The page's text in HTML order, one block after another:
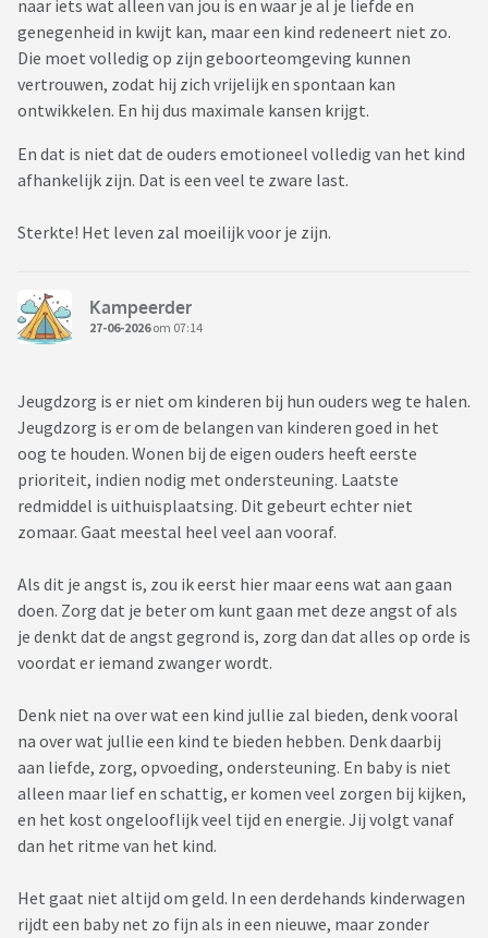
naar iets wat alleen van jou is en waar je al je liefde en
genegenheid in kwijt kan, maar een kind redeneert niet zo.
Die moet volledig op zijn geboorteomgeving kunnen
vertrouwen, zodat hij zich vrijelijk en spontaan kan
ontwikkelen. En hij dus maximale kansen krijgt.
En dat is niet dat de ouders emotioneel volledig van het kind
afhankelijk zijn. Dat is een veel te zware last.
Sterkte! Het leven zal moeilijk voor je zijn.
Kampeerder
27-06-2026om 07:14
Jeugdzorg is er niet om kinderen bij hun ouders weg te halen.
Jeugdzorg is er om de belangen van kinderen goed in het
oog te houden. Wonen bij de eigen ouders heeft eerste
prioriteit, indien nodig met ondersteuning. Laatste
redmiddel is uithuisplaatsing. Dit gebeurt echter niet
zomaar. Gaat meestal heel veel aan vooraf.
Als dit je angst is, zou ik eerst hier maar eens wat aan gaan
doen. Zorg dat je beter om kunt gaan met deze angst of als
je denkt dat de angst gegrond is, zorg dan dat alles op orde is
voordat er iemand zwanger wordt.
Denk niet na over wat een kind jullie zal bieden, denk vooral
na over wat jullie een kind te bieden hebben. Denk daarbij
aan liefde, zorg, opvoeding, ondersteuning. En baby is niet
alleen maar lief en schattig, er komen veel zorgen bij kijken,
en het kost ongelooflijk veel tijd en energie. Jij volgt vanaf
dan het ritme van het kind.
Het gaat niet altijd om geld. In een derdehands kinderwagen
rijdt een baby net zo fijn als in een nieuwe, maar zonder